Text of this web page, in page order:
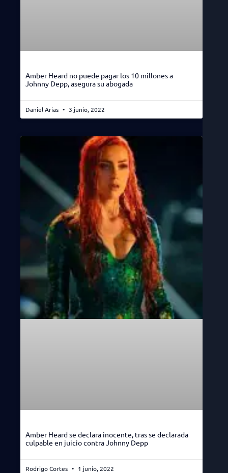
Amber Heard no puede pagar los 10 millones a
Johnny Depp, asegura su abogada
Daniel Arias 3 junio, 2022
Amber Heard se declara inocente, tras se declarada
culpable en juicio contra Johnny Depp
Rodrigo Cortes 1 junio, 2022